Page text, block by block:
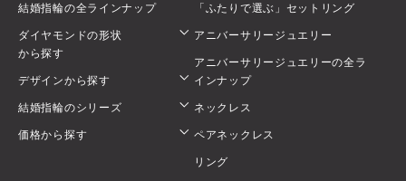
結婚指輪の全ラインナップ
ダイヤモンドの形状
から探す
デザインから探す
結婚指輪のシリーズ
価格から探す
「ふたりで選ぶ」セットリング
アニバーサリージュエリー
アニバーサリージュエリーの全ラ
インナップ
ネックレス
ペアネックレス
リング